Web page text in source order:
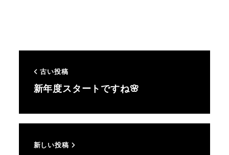
古い投稿
新年度スタートですね🌸
新しい投稿